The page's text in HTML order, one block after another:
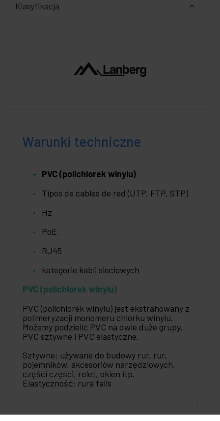
Klasyfikacja
Warunki techniczne
PVC (polichlorek winylu)
Tipos de cables de red (UTP, FTP, STP)
Hz
PoE
RJ45
kategorie kabli sieciowych
PVC (polichlorek winylu)
PVC (polichlorek winylu) jest ekstrahowany z
polimeryzacji monomeru chlorku winylu.
Możemy podzielić PVC na dwie duże grupy,
PVC sztywne i PVC elastyczne.
Sztywne: używane do budowy rur, rur,
pojemników, akcesoriów narzędziowych,
części części, rolet, okien itp.
Elastyczność: rura falis